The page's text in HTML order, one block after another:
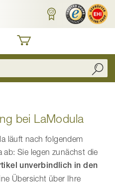
bei LaModula
läuft nach folgendem
ab: Sie legen zunächst die
unverbindlich in den
Übersicht über Ihre